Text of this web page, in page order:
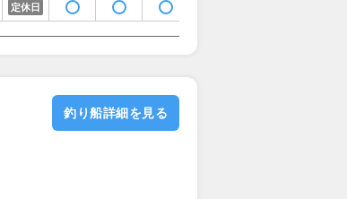
定休日
釣り船詳細を見る